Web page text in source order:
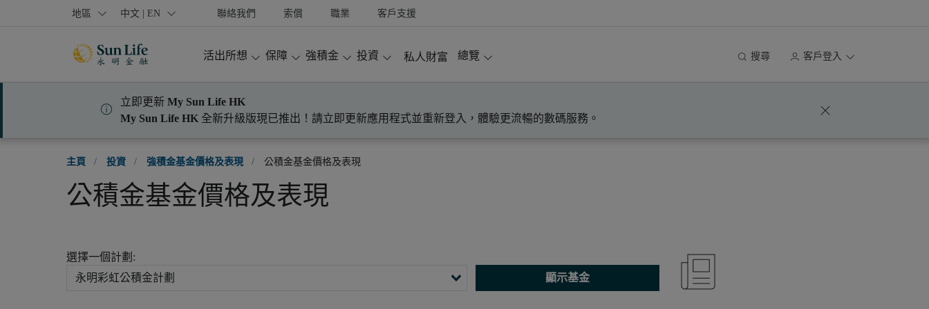
跳到登入頁面
跳到主要內容
跳到頁腳
地區 中文 | EN 聯絡我們 索償 職業 客戶支援
活出所想 保障 強積金 投資 私人財富 總覽 搜尋 客戶登入
立即更新 My Sun Life HK
My Sun Life HK 全新升級版現已推出！請立即更新應用程式並重新登入，體驗更流暢的數碼服務。
主頁 / 投資 / 強積金基金價格及表現 / 公積金基金價格及表現
公積金基金價格及表現
選擇一個計劃: